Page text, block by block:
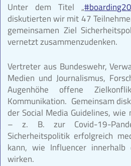
Unter dem Titel „#boarding20
diskutierten wir mit 47
gemeinsamen Ziel
vernetzt zusammenzudenken.
Vertreter aus Bundeswehr,
Medien und Journalismus,
Augenhöhe offene
Kommunikation. Gemeinsam
der Social Media Guidelines,
– z. B. zur Covid-19-
Sicherheitspolitik erfolgreich
kann, wie Influencer innerhalb
wirken.